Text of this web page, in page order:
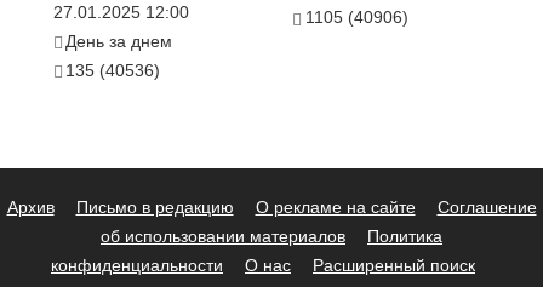
27.01.2025 12:00
День за днем
135 (40536)
1105 (40906)
Архив Письмо в редакцию О рекламе на сайте
Соглашение
об использовании материалов
Политика
конфиденциальности
О нас Расширенный поиск